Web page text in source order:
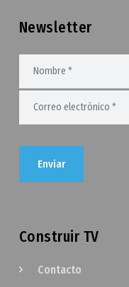
Newsletter
Construir TV
Contacto